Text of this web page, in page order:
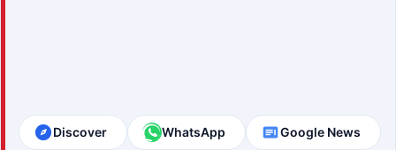
Discover WhatsApp Google News